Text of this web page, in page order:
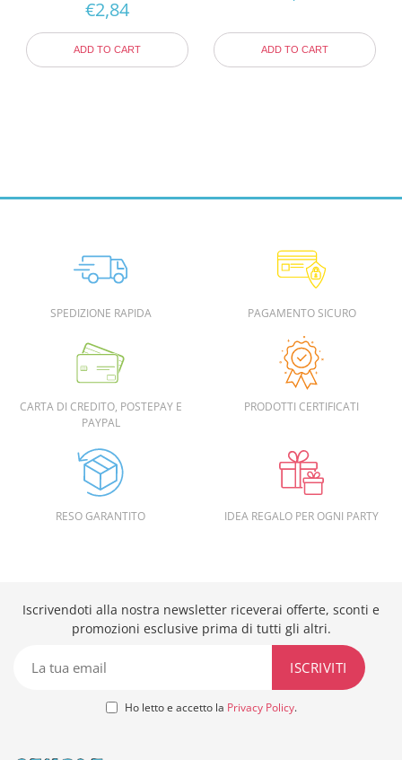
€2,84
ADD TO CART ADD TO CART
SPEDIZIONE RAPIDA PAGAMENTO SICURO
CARTA DI CREDITO, POSTEPAY E
PAYPAL
PRODOTTI CERTIFICATI
RESO GARANTITO IDEA REGALO PER OGNI PARTY
Iscrivendoti alla nostra newsletter riceverai offerte, sconti e
promozioni esclusive prima di tutti gli altri.
Ho letto e accetto la Privacy Policy.